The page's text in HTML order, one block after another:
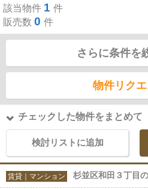
該当物件 1 件
販売数 0 件
さらに条件を
物件リクエ
チェックした物件をまとめて
検討リストに追加
賃貸｜マンション 杉並区和田３丁目